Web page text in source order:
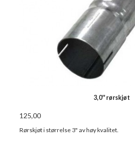
3,0'' rørskjøt
125,00
Rørskjøt i størrelse 3" av høy kvalitet.